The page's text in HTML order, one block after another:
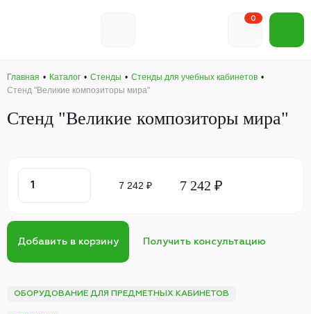
0
Главная Каталог Стенды
Стенды для учебных кабинетов
Стенд "Великие композиторы мира"
Стенд "Великие композиторы мира"
ОБОРУДОВАНИЕ ДЛЯ ПРЕДМЕТНЫХ КАБИНЕТОВ
7 242 ₽ 7 242 ₽
Добавить в корзину Получить консультацию